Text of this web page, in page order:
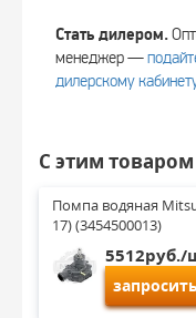
Стать дилером.
менеджер —
дилерскому
С этим
Помпа водяная
17) (3454500013)
5512руб./
запросить